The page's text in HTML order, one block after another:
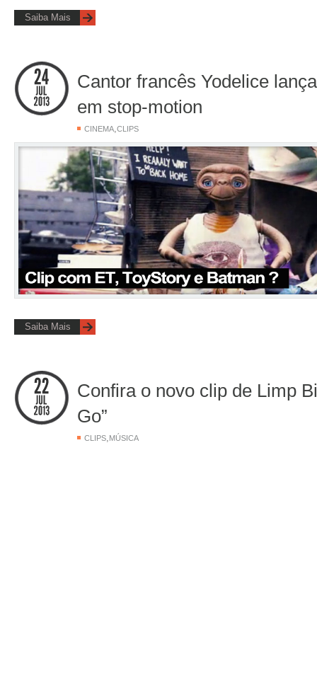
Saiba Mais
Cantor francês Yodelice
em stop-motion
CINEMA,CLIPS
Saiba Mais
Confira o novo clip de Limp
Go”
CLIPS, MÚSICA